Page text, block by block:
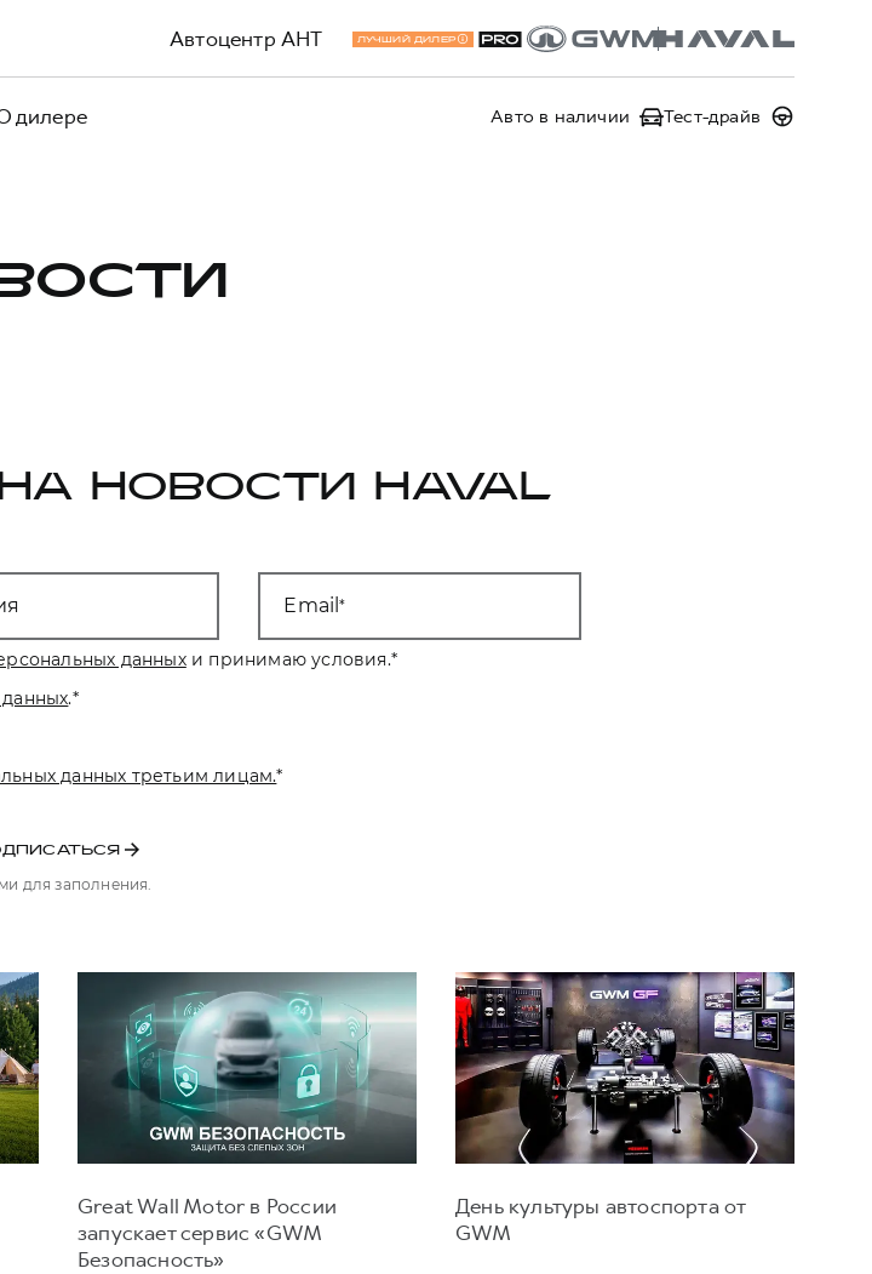
Автоцентр АНТ ЛУЧШИЙ ДИЛЕР
дилере Авто в наличии Тест-драйв
НОВОСТИ HAVAL
Email
данных и принимаю условия.*
.*
данных третьим лицам.*
для заполнения.
Great Wall Motor в России
запускает сервис «GWM
Безопасность»
День культуры автоспорта от
GWM